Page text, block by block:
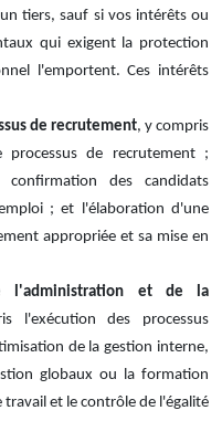
tiers, sauf si vos intérêts ou
qui exigent la protection
l'emportent.Ces intérêts
de recrutement, y compris
processus de recrutement ;
des candidats
; et l'élaboration d'une
appropriée et sa mise en
l'administration et de la
l'exécution des processus
de la gestion interne,
globaux ou la formation
travail et le contrôle de l'égalité